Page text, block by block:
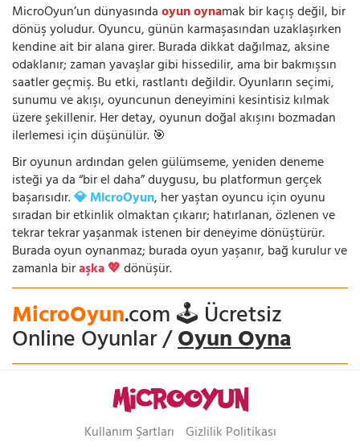
MicroOyun’un dünyasındaoyun oynamak bir kaçış değil, bir
dönüş yoludur. Oyuncu, günün karmaşasından uzaklaşırken
kendine ait bir alana girer. Burada dikkat dağılmaz, aksine
odaklanır; zaman yavaşlar gibi hissedilir, ama bir bakmışsın
saatler geçmiş. Bu etki, rastlantı değildir. Oyunların seçimi,
sunumu ve akışı, oyuncunun deneyimini kesintisiz kılmak
üzere şekillenir. Her detay, oyunun doğal akışını bozmadan
ilerlemesi için düşünülür. 🎯
Bir oyunun ardından gelen gülümseme, yeniden deneme
isteği ya da “bir el daha” duygusu, bu platformun gerçek
başarısıdır.💎 MicroOyun, her yaştan oyuncu için oyunu
sıradan bir etkinlik olmaktan çıkarır; hatırlanan, özlenen ve
tekrar tekrar yaşanmak istenen bir deneyime dönüştürür.
Burada oyun oynanmaz; burada oyun yaşanır, bağ kurulur ve
zamanla biraşka 💖dönüşür.
MicroOyun.com 🕹️ Ücretsiz
Online Oyunlar /Oyun Oyna
Kullanım Şartları Gizlilik Politikası